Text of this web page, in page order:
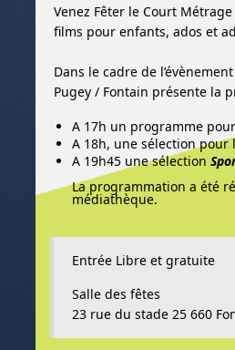
Venez Fêter le Court
films pour enfants, ados et
Dans le cadre de
Pugey / Fontain présente la
A 17h un programme
A 18h, une sélection pour
A 19h45 une sélection
La programmation a été
médiathèque.
Entrée Libre et gratuite
Salle des fêtes
23 rue du stade 25 660